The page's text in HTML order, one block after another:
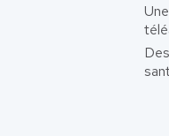
Une